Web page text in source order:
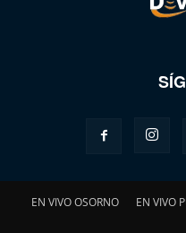
EN VIVO OSORNO EN VIVO